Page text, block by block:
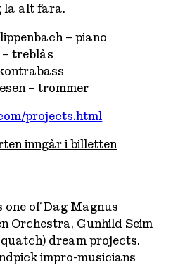
la alt fara.
– piano
treblås
– trommer
projects.html
inngår i billetten
of Dag Magnus
Orchestra, Gunhild Seim
dream projects.
impro-musicians